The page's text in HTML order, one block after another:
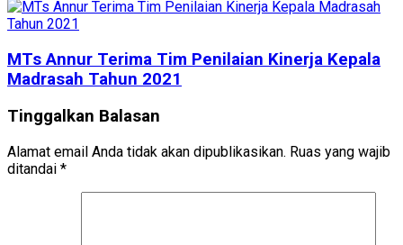
MTs Annur Terima Tim Penilaian Kinerja Kepala
Madrasah Tahun 2021
Tinggalkan Balasan
Alamat email Anda tidak akan dipublikasikan. Ruas yang wajib
ditandai *